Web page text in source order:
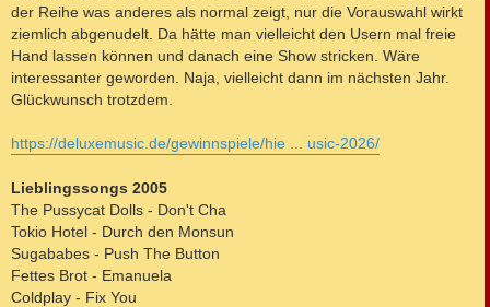
g
der Reihe was anderes als normal zeigt, nur die Vorauswahl wirkt
ziemlich abgenudelt. Da hätte man vielleicht den Usern mal freie
Hand lassen können und danach eine Show stricken. Wäre
interessanter geworden. Naja, vielleicht dann im nächsten Jahr.
Glückwunsch trotzdem.
https://deluxemusic.de/gewinnspiele/hie ... usic-2026/
Lieblingssongs 2005
The Pussycat Dolls - Don't Cha
Tokio Hotel - Durch den Monsun
Sugababes - Push The Button
Fettes Brot - Emanuela
Coldplay - Fix You